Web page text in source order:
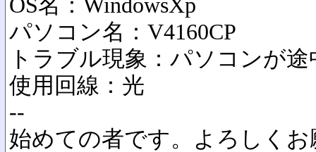
OS名：WindowsXp
パソコン名：V4160CP
トラブル現象：パソコンが
使用回線：光
--
始めての者です。よろしく